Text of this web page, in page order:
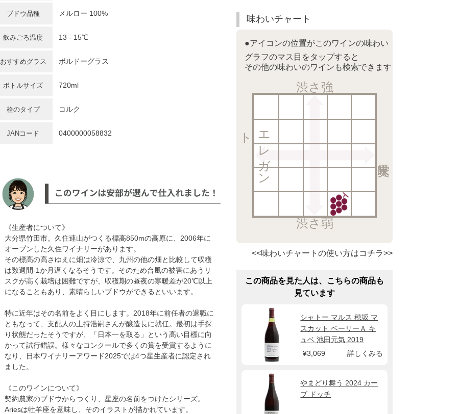
ブドウ品種 メルロー 100%
飲みごろ温度 13 - 15℃
おすすめグラス ボルドーグラス
ボトルサイズ 720ml
栓のタイプ コルク
JANコード 0400000058832
《生産者について》
大分県竹田市。久住連山がつくる標高850mの高原に、2006年に
オープンした久住ワイナリーがあります。
その標高の高さゆえに畑は冷涼で、九州の他の畑と比較して収穫
は数週間-1か月遅くなるそうです。そのため台風の被害にあうリ
スクが高く栽培は困難ですが、収穫期の昼夜の寒暖差が20℃以上
になることもあり、素晴らしいブドウができるといいます。
特に近年はその名前をよく目にします。2018年に前任者の退職に
ともなって、支配人の土持浩嗣さんが醸造長に就任。最初は手探
り状態だったそうですが、「日本一を取る」という高い目標に向
かって試行錯誤。様々なコンクールで多くの賞を受賞するように
なり、日本ワイナリーアワード2025では4つ星生産者に認定され
ました。
《このワインについて》
契約農家のブドウからつくり、星座の名前をつけたシリーズ。
Ariesは牡羊座を意味し、そのイラストが描かれています。
味わいチャート
●アイコンの位置がこのワインの味わい
グラフのマス目をタップすると
その他の味わいのワインも検索できます
渋さ強
渋さ弱
エ
レ
ガ
ン
ト
<<味わいチャートの使い方はコチラ>>
この商品を見た人は、こちらの商品も
見ています
シャトー マルス 穂坂 マ
スカット ベーリーＡ キ
ュベ 池田元気 2019
¥3,069
詳しくみる
やまどり舞う 2024 カー
ブ ドッチ